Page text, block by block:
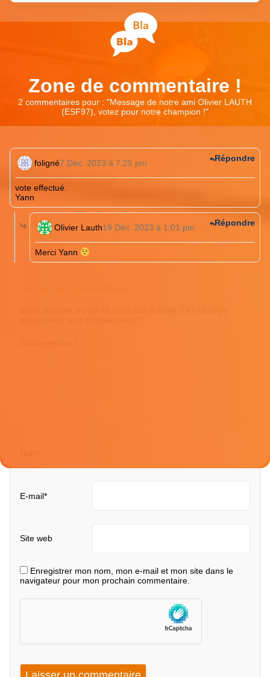
Zone de commentaire !
2 commentaires pour : "Message de notre ami Olivier LAUTH
(ESF97), votez pour notre champion !"
foligné7 Déc. 2023 à 7:25 pm
vote effectué.
Yann
Répondre
Olivier Lauth19 Déc. 2023 à 1:01 pm
Merci Yann
Répondre
E-mail*
Site web
Enregistrer mon nom, mon e-mail et mon site dans le
navigateur pour mon prochain commentaire.